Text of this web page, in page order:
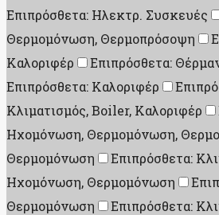
Επιπρόσθετα: Ηλεκτρ. Συσκευές
Θερμομόνωση, Θερμοπρόσοψη
Καλοριφέρ
Επιπρόσθετα:
Επιπρόσθετα: Καλοριφέρ
Κλιματισμός, Boiler, Καλοριφέρ
Ηχομόνωση, Θερμομόνωση,
Θερμομόνωση
Επιπρόσθετα:
Ηχομόνωση, Θερμομόνωση
Θερμομόνωση
Επιπρόσθετα: